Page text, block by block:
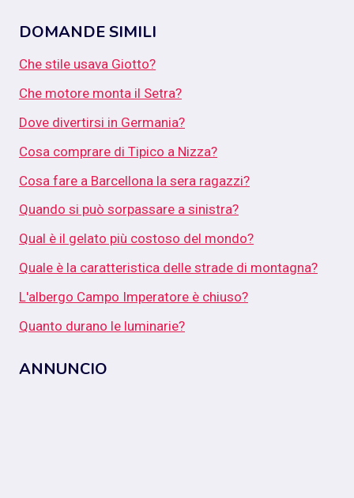
DOMANDE SIMILI
Che stile usava Giotto?
Che motore monta il Setra?
Dove divertirsi in Germania?
Cosa comprare di Tipico a Nizza?
Cosa fare a Barcellona la sera ragazzi?
Quando si può sorpassare a sinistra?
Qual è il gelato più costoso del mondo?
Quale è la caratteristica delle strade di montagna?
L'albergo Campo Imperatore è chiuso?
Quanto durano le luminarie?
ANNUNCIO